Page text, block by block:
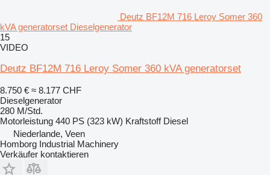
Deutz BF12M 716 Leroy Somer 360
kVA generatorset Dieselgenerator
15
VIDEO
Deutz BF12M 716 Leroy Somer 360 kVA generatorset
8.750 € ≈ 8.177 CHF
Dieselgenerator
280 M/Std.
Motorleistung 440 PS (323 kW) Kraftstoff Diesel
Niederlande, Veen
Homborg Industrial Machinery
Verkäufer kontaktieren